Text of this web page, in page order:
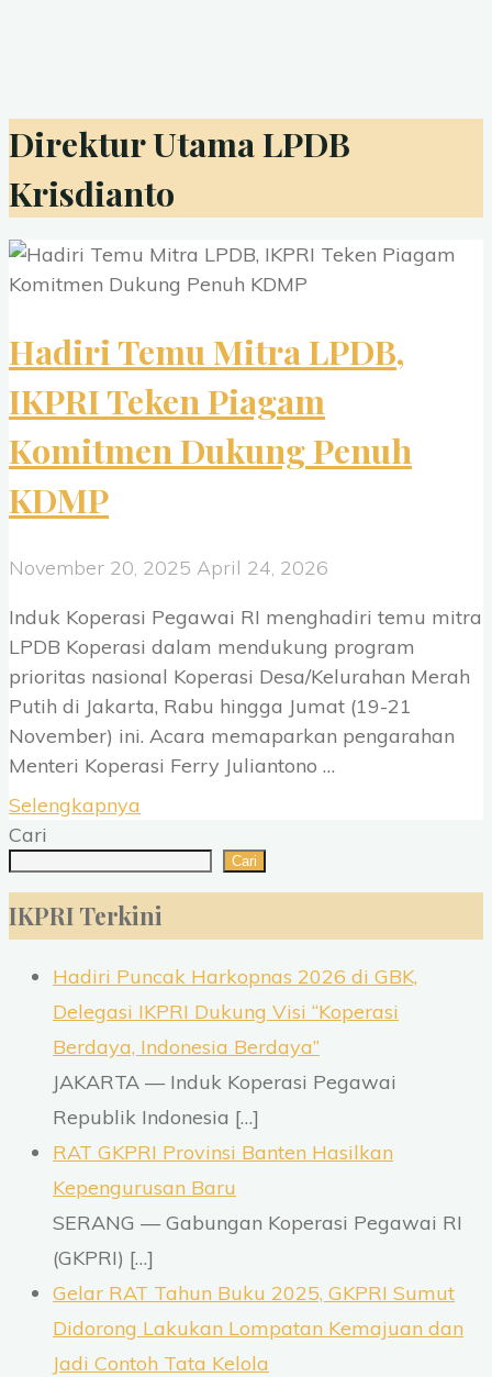
Direktur Utama LPDB
Krisdianto
Hadiri Temu Mitra LPDB,
IKPRI Teken Piagam
Komitmen Dukung Penuh
KDMP
November 20, 2025 April 24, 2026
Induk Koperasi Pegawai RI menghadiri temu mitra
LPDB Koperasi dalam mendukung program
prioritas nasional Koperasi Desa/Kelurahan Merah
Putih di Jakarta, Rabu hingga Jumat (19-21
November) ini. Acara memaparkan pengarahan
Menteri Koperasi Ferry Juliantono …
Selengkapnya
LPDB,
IKPRI
Piagam
Komitmen
Dukung
Penuh
Cari
Cari
IKPRI Terkini
Hadiri Puncak Harkopnas 2026 di GBK,
Delegasi IKPRI Dukung Visi “Koperasi
Berdaya, Indonesia Berdaya”
JAKARTA — Induk Koperasi Pegawai
Republik Indonesia […]
RAT GKPRI Provinsi Banten Hasilkan
Kepengurusan Baru
SERANG — Gabungan Koperasi Pegawai RI
(GKPRI) […]
Gelar RAT Tahun Buku 2025, GKPRI Sumut
Didorong Lakukan Lompatan Kemajuan dan
Jadi Contoh Tata Kelola